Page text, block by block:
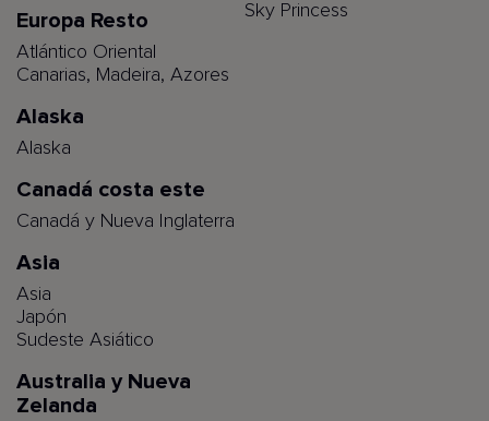
Europa Resto
Atlántico Oriental
Canarias, Madeira, Azores
Alaska
Alaska
Canadá costa este
Canadá y Nueva Inglaterra
Asia
Asia
Japón
Sudeste Asiático
Australia y Nueva
Zelanda
Sky Princess